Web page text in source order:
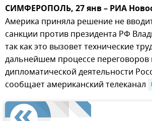
СИМФЕРОПОЛЬ, 27 янв – РИА
Америка приняла решение не
санкции против президента РФ
так как это вызовет технические
дальнейшем процессе переговоров
дипломатической деятельности
сообщает американский телеканал